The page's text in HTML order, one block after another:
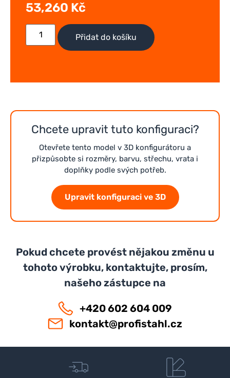
53,260 Kč
Přidat do košíku
Chcete upravit tuto konfiguraci?
Otevřete tento model v 3D konfigurátoru a
přizpůsobte si rozměry, barvu, střechu, vrata i
doplňky podle svých potřeb.
Upravit konfiguraci ve 3D
Pokud chcete provést nějakou změnu u
tohoto výrobku, kontaktujte, prosím,
našeho zástupce na
+420 602 604 009
kontakt@profistahl.cz